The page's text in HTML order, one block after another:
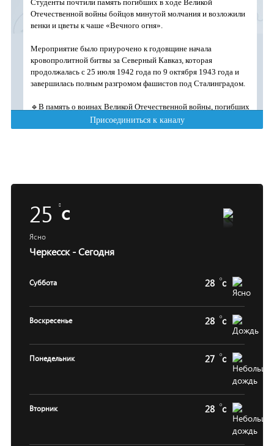
25 c
Ясно
Черкесск - Сегодня
Суббота 28 c
Воскресенье 28 c
Понедельник 27 c
Вторник 28 c